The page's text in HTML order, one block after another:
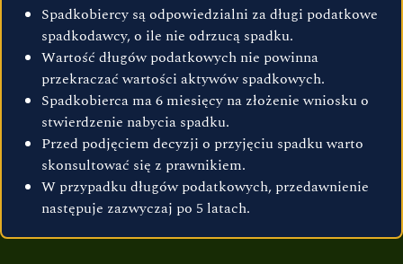
Spadkobiercy są odpowiedzialni za długi podatkowe
spadkodawcy, o ile nie odrzucą spadku.
Wartość długów podatkowych nie powinna
przekraczać wartości aktywów spadkowych.
Spadkobierca ma 6 miesięcy na złożenie wniosku o
stwierdzenie nabycia spadku.
Przed podjęciem decyzji o przyjęciu spadku warto
skonsultować się z prawnikiem.
W przypadku długów podatkowych, przedawnienie
następuje zazwyczaj po 5 latach.